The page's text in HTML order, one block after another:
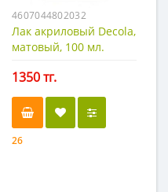
4607044802032
Лак акриловый Decola,
матовый, 100 мл.
1350 тг.
26